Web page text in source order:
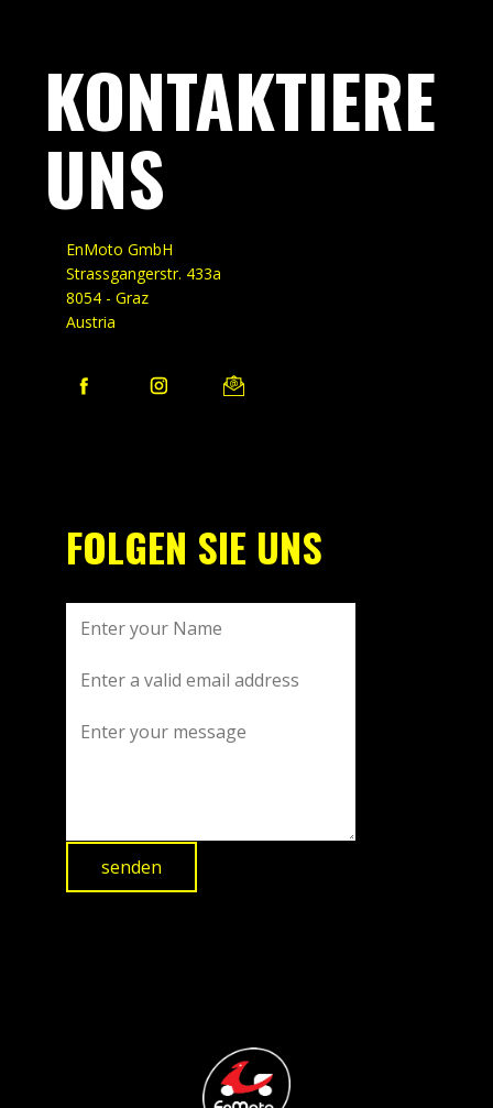
KONTAKTIERE
UNS
EnMoto GmbH
Strassgangerstr. 433a
8054 - Graz
Austria
FOLGEN SIE UNS
senden